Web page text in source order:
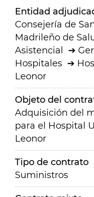
Entidad
Consejería de
Madrileño de
Asistencial
Hospitales
Leonor
Objeto del
Adquisición del
para el Hospital
Leonor
Tipo de contrato
Suministros